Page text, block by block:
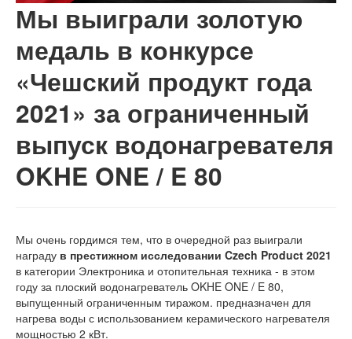
Мы выиграли золотую
медаль в конкурсе
«Чешский продукт года
2021» за ограниченный
выпуск водонагревателя
OKHE ONE / E 80
Мы очень гордимся тем, что в очередной раз выиграли
награду в престижном исследовании Czech Product 2021
в категории Электроника и отопительная техника - в этом
году за плоский водонагреватель OKHE ONE / E 80,
выпущенный ограниченным тиражом. предназначен для
нагрева воды с использованием керамического нагревателя
мощностью 2 кВт.